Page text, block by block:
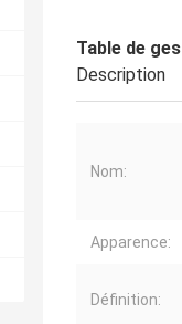
Table de
Description
Nom:
Apparence:
Définition: